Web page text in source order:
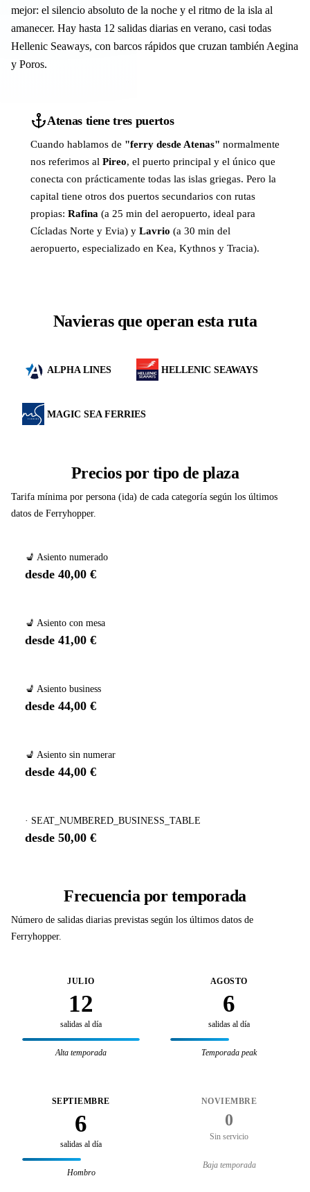
mejor: el silencio absoluto de la noche y el ritmo de la isla al
amanecer. Hay hasta 12 salidas diarias en verano, casi todas
Hellenic Seaways, con barcos rápidos que cruzan también Aegina
y Poros.
Atenas tiene tres puertos
Cuando hablamos de "ferry desde Atenas" normalmente
nos referimos al Pireo, el puerto principal y el único que
conecta con prácticamente todas las islas griegas. Pero la
capital tiene otros dos puertos secundarios con rutas
propias: Rafina (a 25 min del aeropuerto, ideal para
Cícladas Norte y Evia) y Lavrio (a 30 min del
aeropuerto, especializado en Kea, Kythnos y Tracia).
Navieras que operan esta ruta
ALPHA LINES HELLENIC SEAWAYS
MAGIC SEA FERRIES
Precios por tipo de plaza
Tarifa mínima por persona (ida) de cada categoría según los últimos
datos de Ferryhopper.
💺 Asiento numerado
desde 40,00 €
💺 Asiento con mesa
desde 41,00 €
💺 Asiento business
desde 44,00 €
💺 Asiento sin numerar
desde 44,00 €
· SEAT_NUMBERED_BUSINESS_TABLE
desde 50,00 €
Frecuencia por temporada
Número de salidas diarias previstas según los últimos datos de
Ferryhopper.
JULIO
12
salidas al día
Alta temporada
AGOSTO
6
salidas al día
Temporada peak
SEPTIEMBRE
6
salidas al día
Hombro
NOVIEMBRE
0
Sin servicio
Baja temporada